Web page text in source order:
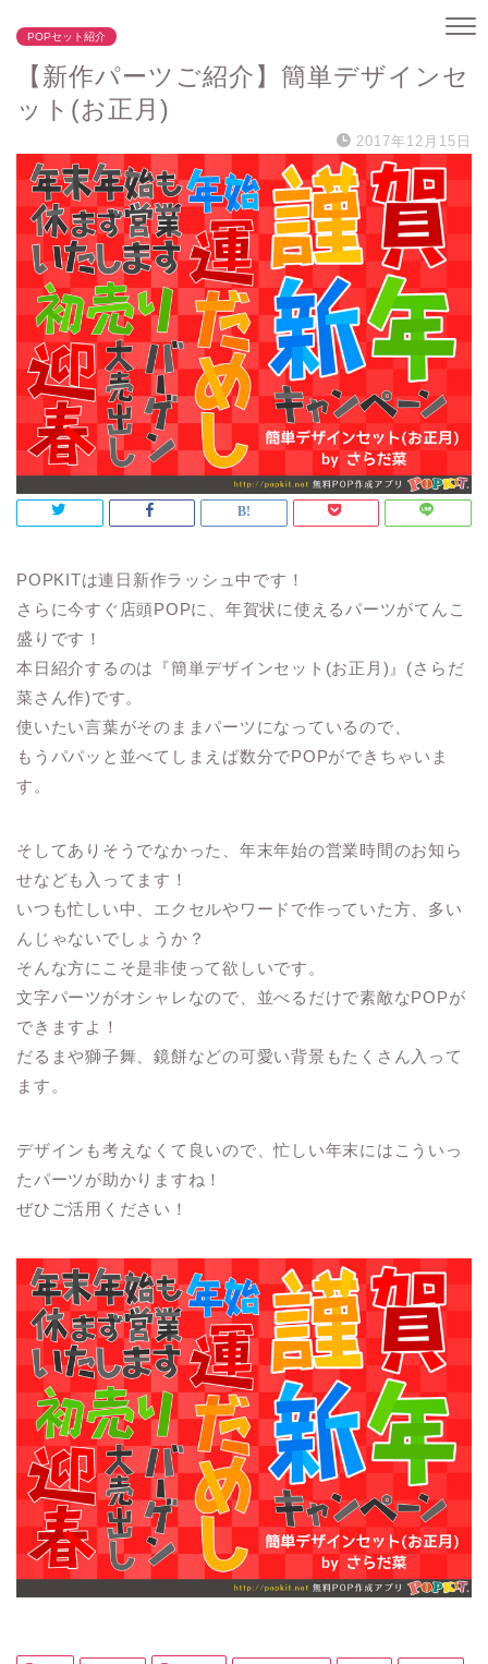
POPセット紹介
【新作パーツご紹介】簡単デザインセ
ット(お正月)
2017年12月15日
POPKITは連日新作ラッシュ中です！
さらに今すぐ店頭POPに、年賀状に使えるパーツがてんこ
盛りです！
本日紹介するのは『簡単デザインセット(お正月)』(さらだ
菜さん作)です。
使いたい言葉がそのままパーツになっているので、
もうパパッと並べてしまえば数分でPOPができちゃいま
す。
そしてありそうでなかった、年末年始の営業時間のお知ら
せなども入ってます！
いつも忙しい中、エクセルやワードで作っていた方、多い
んじゃないでしょうか？
そんな方にこそ是非使って欲しいです。
文字パーツがオシャレなので、並べるだけで素敵なPOPが
できますよ！
だるまや獅子舞、鏡餅などの可愛い背景もたくさん入って
ます。
デザインも考えなくて良いので、忙しい年末にはこういっ
たパーツが助かりますね！
ぜひご活用ください！